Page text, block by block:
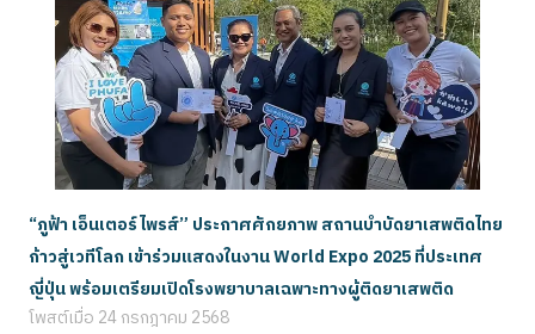
“ภูฟ้า เอ็นเตอร์ไพรส์” ประกาศศักยภาพ สถานบำบัดยาเสพติดไทย
ก้าวสู่เวทีโลก เข้าร่วมแสดงในงาน World Expo 2025 ที่ประเทศ
ญี่ปุ่น พร้อมเตรียมเปิดโรงพยาบาลเฉพาะทางผู้ติดยาเสพติด
โพสต์เมื่อ 24 กรกฎาคม 2568